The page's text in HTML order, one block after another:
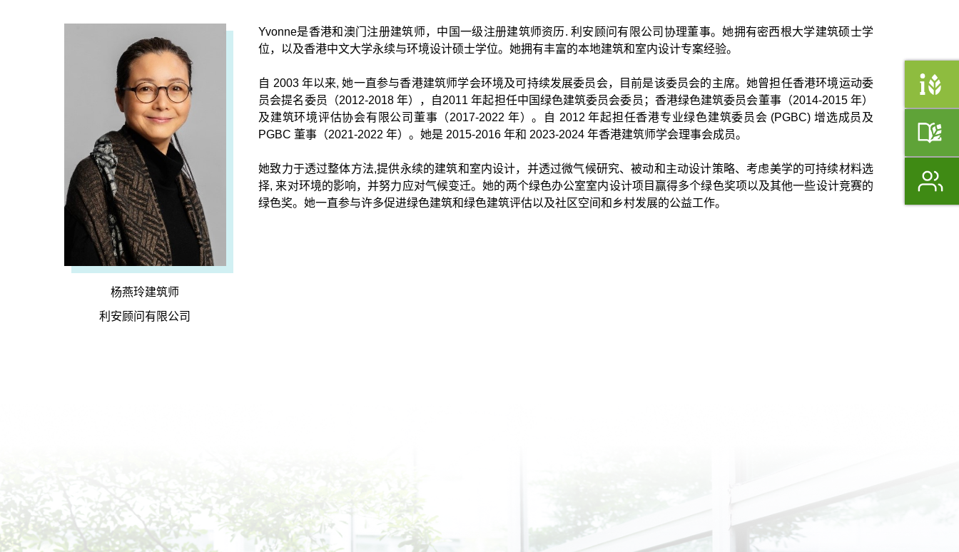
杨燕玲建筑师
利安顾问有限公司
Yvonne是香港和澳门注册建筑师，中国一级注册建筑师资历. 利安顾问有限公司协理董事。她拥有密西根大学建筑硕士学
位，以及香港中文大学永续与环境设计硕士学位。她拥有丰富的本地建筑和室内设计专案经验。
自 2003 年以来, 她一直参与香港建筑师学会环境及可持续发展委员会，目前是该委员会的主席。她曾担任香港环境运动委
员会提名委员（2012-2018 年），自2011 年起担任中国绿色建筑委员会委员；香港绿色建筑委员会董事（2014-2015 年）
及建筑环境评估协会有限公司董事（2017-2022 年）。自 2012 年起担任香港专业绿色建筑委员会 (PGBC) 增选成员及
PGBC 董事（2021-2022 年）。她是 2015-2016 年和 2023-2024 年香港建筑师学会理事会成员。
她致力于透过整体方法,提供永续的建筑和室内设计，并透过微气候研究、被动和主动设计策略、考虑美学的可持续材料选
择, 来对环境的影响，并努力应对气候变迁。她的两个绿色办公室室内设计项目赢得多个绿色奖项以及其他一些设计竞赛的
绿色奖。她一直参与许多促进绿色建筑和绿色建筑评估以及社区空间和乡村发展的公益工作。